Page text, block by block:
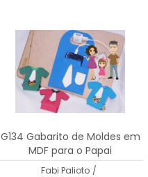
G134 Gabarito de Moldes em
MDF para o Papai
Fabi Palioto /